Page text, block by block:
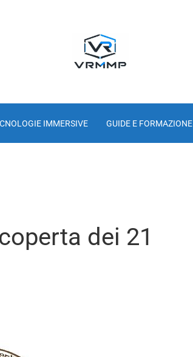
IMMERSIVE GUIDE E FORMAZIONE
dei 21